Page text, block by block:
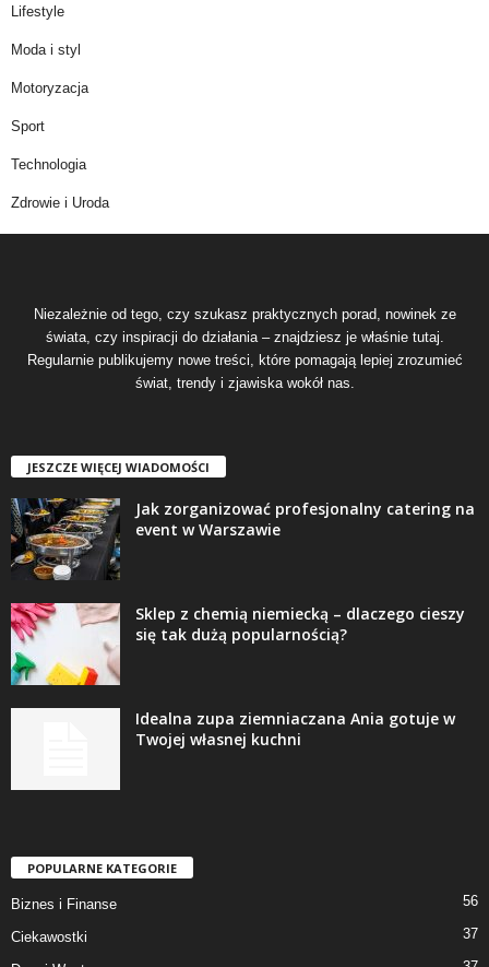
Lifestyle
Moda i styl
Motoryzacja
Sport
Technologia
Zdrowie i Uroda
Niezależnie od tego, czy szukasz praktycznych porad, nowinek ze
świata, czy inspiracji do działania – znajdziesz je właśnie tutaj.
Regularnie publikujemy nowe treści, które pomagają lepiej zrozumieć
świat, trendy i zjawiska wokół nas.
JESZCZE WIĘCEJ WIADOMOŚCI
Jak zorganizować profesjonalny catering na
event w Warszawie
Sklep z chemią niemiecką – dlaczego cieszy
się tak dużą popularnością?
Idealna zupa ziemniaczana Ania gotuje w
Twojej własnej kuchni
POPULARNE KATEGORIE
Biznes i Finanse 56
Ciekawostki 37